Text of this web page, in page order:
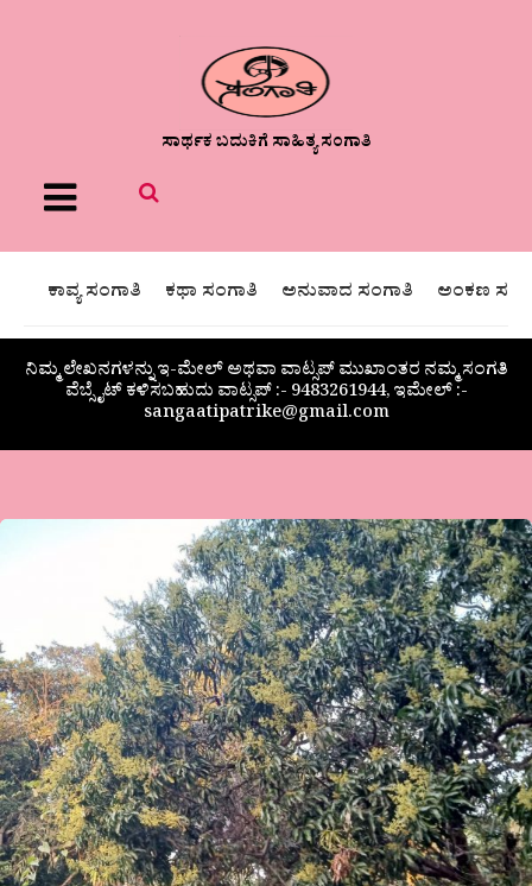
ಸಾರ್ಥಕ ಬದುಕಿಗೆ ಸಾಹಿತ್ಯ ಸಂಗಾತಿ
Menu
ಕಾವ್ಯ ಸಂಗಾತಿ ಕಥಾ ಸಂಗಾತಿ ಅನುವಾದ ಸಂಗಾತಿ ಅಂಕಣ
ನಿಮ್ಮ ಲೇಖನಗಳನ್ನು ಇ-ಮೇಲ್ ಅಥವಾ ವಾಟ್ಸಪ್ ಮುಖಾಂತರ ನಮ್ಮ ಸಂಗತಿ
ವೆಬ್ಸೈಟ್ ಕಳಿಸಬಹುದು ವಾಟ್ಸಪ್‌ :- 9483261944, ಇಮೇಲ್ :-
sangaatipatrike@gmail.com